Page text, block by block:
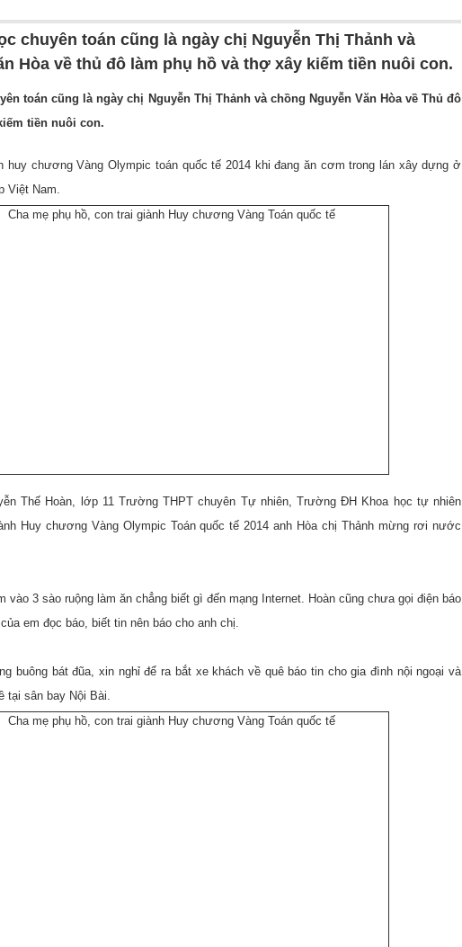
chuyên toán cũng là ngày chị Nguyễn Thị Thảnh và
Hòa về thủ đô làm phụ hồ và thợ xây kiếm tiền nuôi con.
toán cũng là ngày chị Nguyễn Thị Thảnh và chồng Nguyễn Văn Hòa về Thủ đô
tiền nuôi con.
huy chương Vàng Olympic toán quốc tế 2014 khi đang ăn cơm trong lán xây dựng ở
Việt Nam.
Thế Hoàn, lớp 11 Trường THPT chuyên Tự nhiên, Trường ĐH Khoa học tự nhiên
Huy chương Vàng Olympic Toán quốc tế 2014 anh Hòa chị Thảnh mừng rơi nước
vào 3 sào ruộng làm ăn chẳng biết gì đến mạng Internet. Hoàn cũng chưa gọi điện báo
em đọc báo, biết tin nên báo cho anh chị.
buông bát đũa, xin nghỉ để ra bắt xe khách về quê báo tin cho gia đình nội ngoại và
tại sân bay Nội Bài.